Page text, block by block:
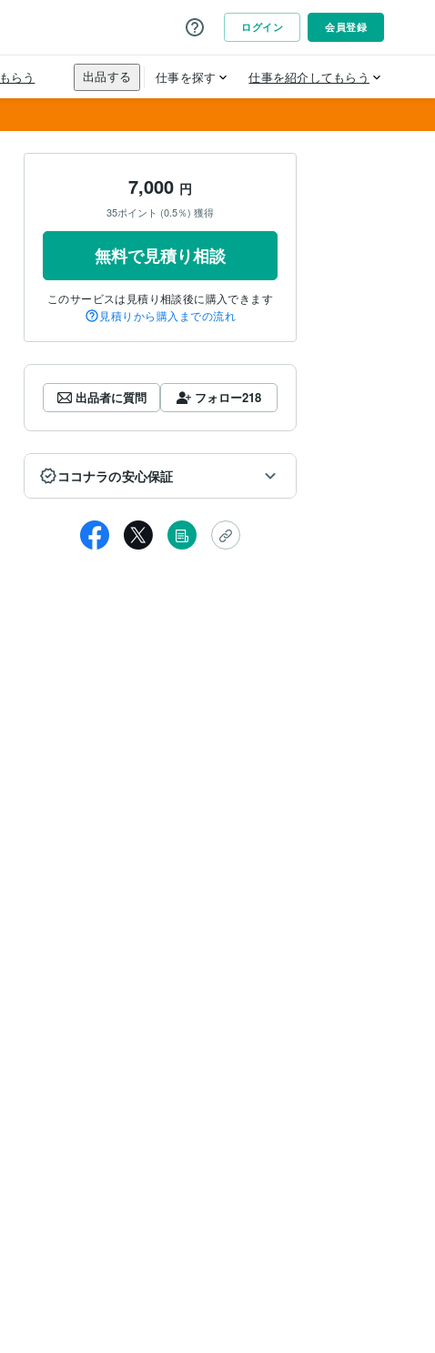
7,000 円
35ポイント (0.5％) 獲得
無料で見積り相談
このサービスは見積り相談後に購入できます
見積りから購入までの流れ
出品者に質問 フォロー218
ココナラの安心保証